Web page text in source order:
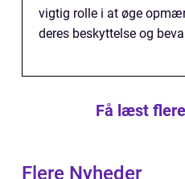
vigtig rolle i at øge
deres beskyttelse og
Få læst
Flere Nyheder